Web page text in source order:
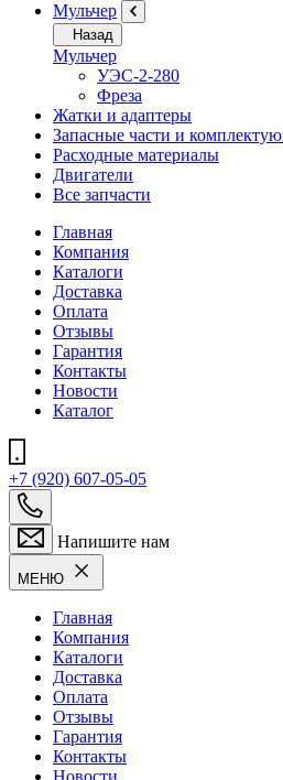
Мульчер
Назад
Мульчер
УЭС-2-280
Фреза
Жатки и адаптеры
Запасные части и
Расходные материалы
Двигатели
Все запчасти
Главная
Компания
Каталоги
Доставка
Оплата
Отзывы
Гарантия
Контакты
Новости
Каталог
+7 (920) 607-05-05
Напишите нам
МЕНЮ
Главная
Компания
Каталоги
Доставка
Оплата
Отзывы
Гарантия
Контакты
Новости